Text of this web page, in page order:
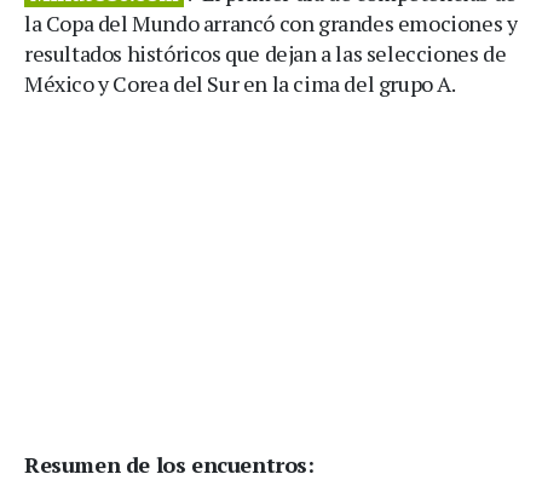
la Copa del Mundo arrancó con grandes emociones y
resultados históricos que dejan a las selecciones de
México y Corea del Sur en la cima del grupo A.
Resumen de los encuentros: